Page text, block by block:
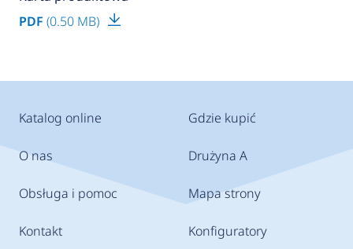
PDF (0.50 MB)
Katalog online
O nas
Obsługa i pomoc
Kontakt
Gdzie kupić
Drużyna A
Mapa strony
Konfiguratory